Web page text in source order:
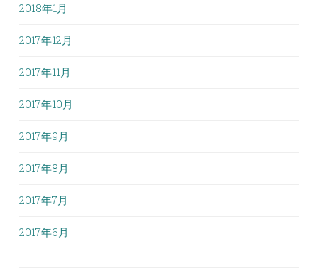
2018年1月
2017年12月
2017年11月
2017年10月
2017年9月
2017年8月
2017年7月
2017年6月